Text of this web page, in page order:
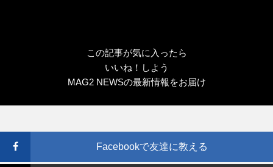
この記事が気に入ったら
いいね！しよう
MAG2 NEWSの最新情報をお届け
Facebookで友達に教える